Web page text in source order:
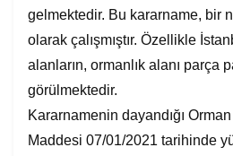
gelmektedir. Bu kararname, bir
olarak çalışmıştır. Özellikle
alanların, ormanlık alanı parça
görülmektedir.
Kararnamenin dayandığı
Maddesi 07/01/2021 tarihinde